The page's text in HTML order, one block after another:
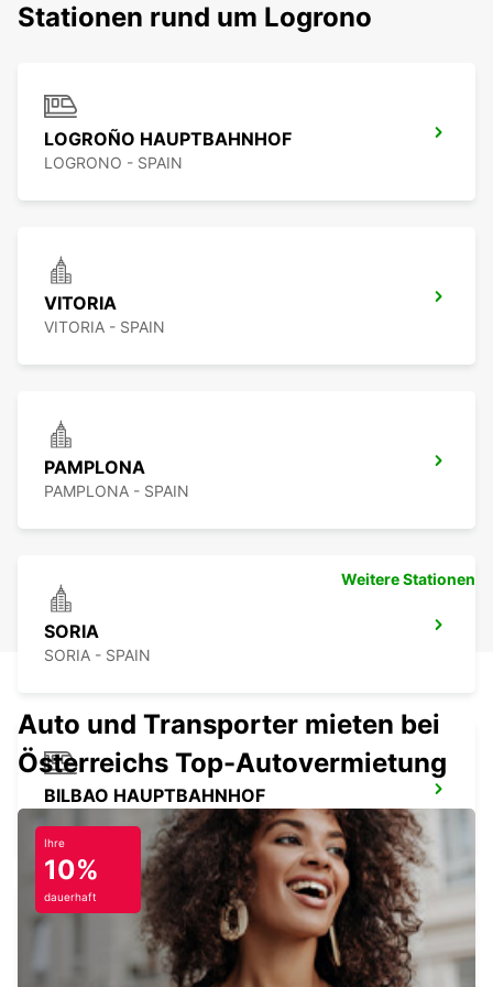
Stationen rund um Logrono
LOGROÑO HAUPTBAHNHOF
LOGRONO - SPAIN
VITORIA
VITORIA - SPAIN
PAMPLONA
PAMPLONA - SPAIN
SORIA
SORIA - SPAIN
BILBAO HAUPTBAHNHOF
SAN SEBASTIÁN STADT
Weitere Stationen
Auto und Transporter mieten bei
Österreichs Top-Autovermietung
Ihre
10%
dauerhaft